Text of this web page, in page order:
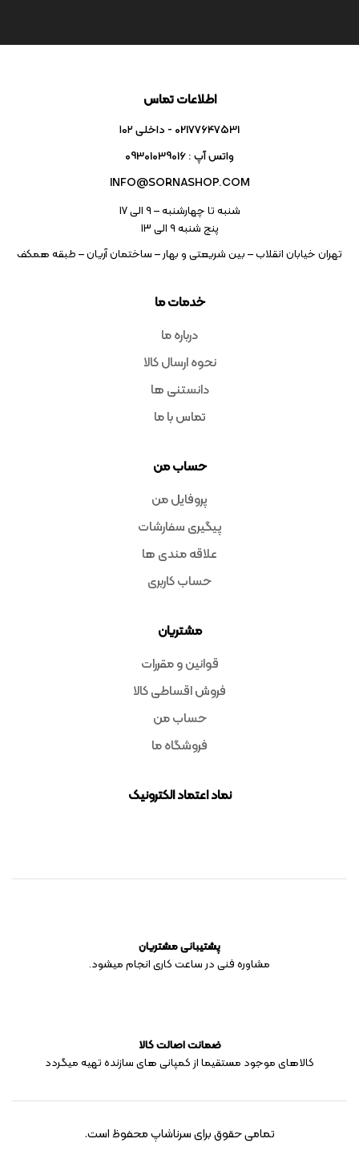
خدمات ما
درباره ما
نحوه ارسال کالا
دانستنی ها
تماس با ما
حساب من
پروفایل من
پیگیری سفارشات
علاقه مندی ها
حساب کاربری
مشتریان
قوانین و مقررات
فروش اقساطی کالا
حساب من
فروشگاه ما
نماد اعتماد الکترونیک
اطلاعات تماس
02177647531 - داخلی ۱۰۲
واتس آپ : 09301039016
INFO@SORNASHOP.COM
شنبه تا چهارشنبه – ۹ الی 17
پنج شنبه ۹ الی 13
تهران خیابان انقلاب – بین شریعتی و بهار – ساختمان آریان – طبقه همکف
پشتیبانی مشتریان
مشاوره فنی در ساعت کاری انجام میشود.
ضمانت اصالت کالا
کالاهای موجود مستقیما از کمپانی های سازنده تهیه میگردد
تمامی حقوق برای سرناشاپ محفوظ است.